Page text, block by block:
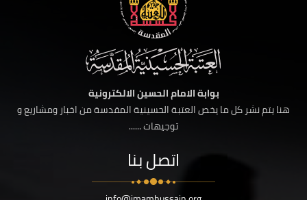
بوابة الامام الحسين الالكترونية
هنا يتم نشر كل ما يخص العتبة الحسينية المقدسة من اخبار ومشاريع و
توجيهات ......
اتصل بنا